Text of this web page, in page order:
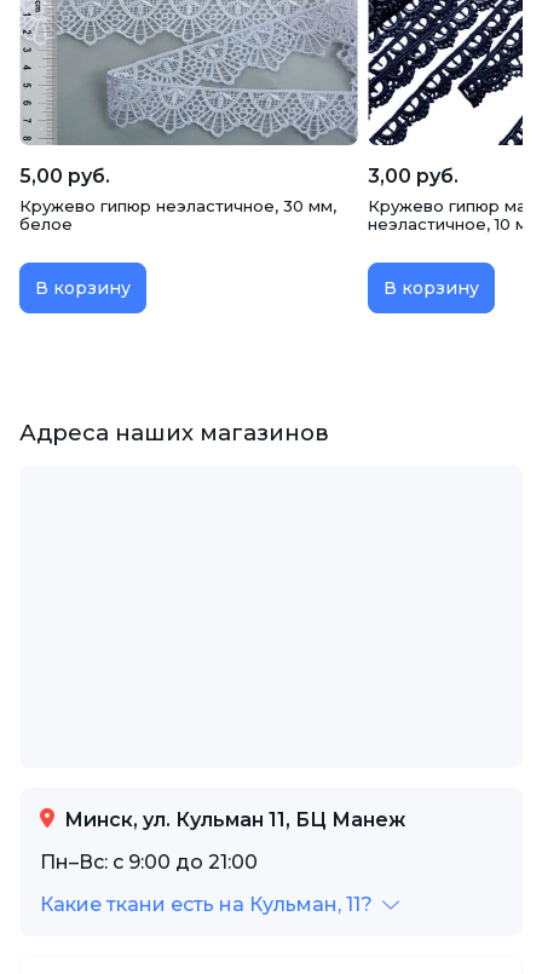
5,00 руб.
Кружево гипюр неэластичное, 30 мм,
белое
В корзину
3,00 руб.
Кружево гипюр
неэластичное, 10
В корзину
Адреса наших магазинов
Минск, ул. Кульман 11, БЦ Манеж
Пн–Вс: с 9:00 до 21:00
Какие ткани есть на Кульман, 11?